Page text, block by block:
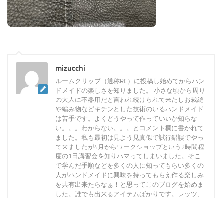
mizucchi
ルームクリップ（通称RC）に投稿し始めてからハン
ドメイドの楽しさを知りました。 小さな頃から周り
の大人に不器用だと言われ続けられて来たしお裁縫
や編み物などキチンとした技術のいるハンドメイド
は苦手です。よくどうやって作っていいか知らな
い。。。わからない。。。とコメント欄に書かれて
ました。私も最初は見よう見真似で試行錯誤でやっ
て来ましたが4月からワークショップという2時間程
度の1日講習会を知りハマってしまいました。そこ
で学んだ手順などを多くの人に知ってもらい多くの
人がハンドメイドに興味を持ってもらえ作る楽しみ
を共有出来たらなぁ！と思ってこのブログを始めま
した。誰でも出来るアイテムばかりです。レッツ、